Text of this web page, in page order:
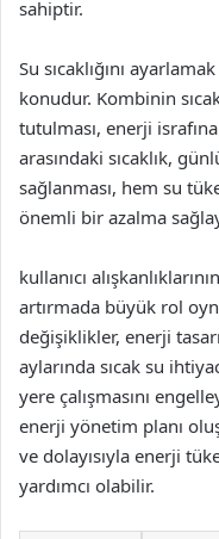
sahiptir.
Su sıcaklığını
konudur. Kombinin
tutulması, enerji
arasındaki sıcaklık,
sağlanması, hem su
önemli bir azalma
kullanıcı
artırmada büyük rol
değişiklikler, enerji
aylarında sıcak su
yere çalışmasını
enerji yönetim planı
ve dolayısıyla enerji
yardımcı olabilir.